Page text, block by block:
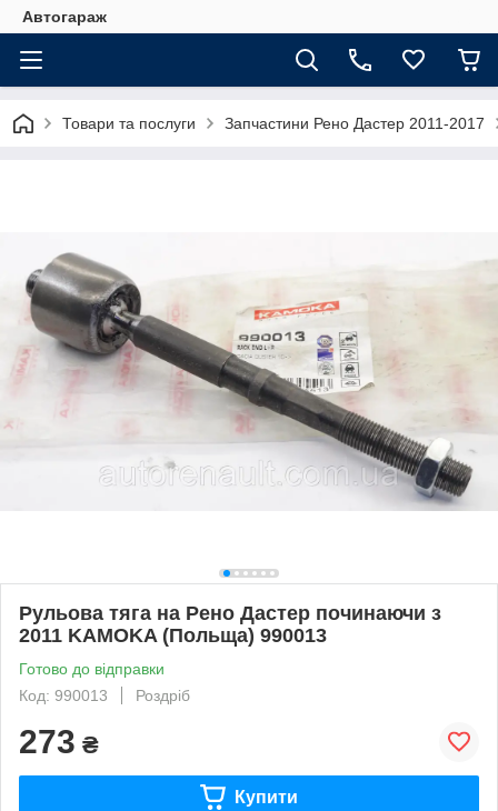
Автогараж
Товари та послуги Запчастини Рено Дастер 2011-2017
Рульова тяга на Рено Дастер починаючи з
2011 KAMOKA (Польща) 990013
Готово до відправки
Код: 990013
Роздріб
273 ₴
Купити